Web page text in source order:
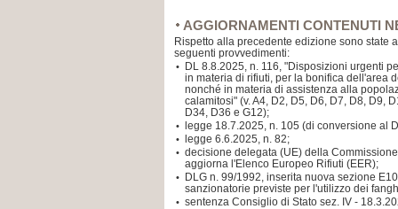
AGGIORNAMENTI CONTENUTI
Rispetto alla precedente edizione sono state
seguenti provvedimenti:
•
DL 8.8.2025, n. 116, "Disposizioni urgenti
in materia di rifiuti, per la bonifica dell'area
nonché in materia di assistenza alla
calamitosi" (v. A4, D2, D5, D6, D7, D8, D9,
D34, D36 e G12);
• legge 18.7.2025, n. 105 (di conversione al
• legge 6.6.2025, n. 82;
• decisione delegata (UE) della
aggiorna l'Elenco Europeo Rifiuti (EER);
•
DLG n. 99/1992, inserita nuova sezione
sanzionatorie previste per l'utilizzo dei
• sentenza Consiglio di Stato sez. IV -